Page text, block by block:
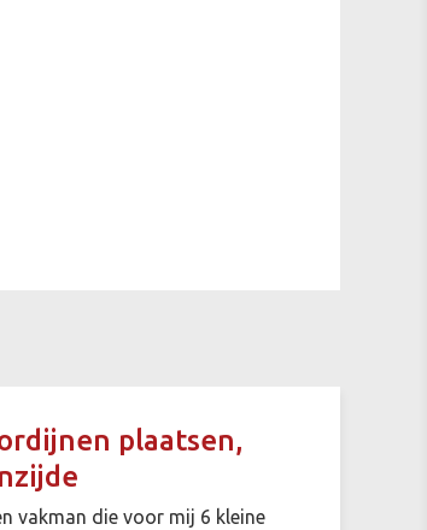
plaatsen,
vakman die voor mij 6 kleine